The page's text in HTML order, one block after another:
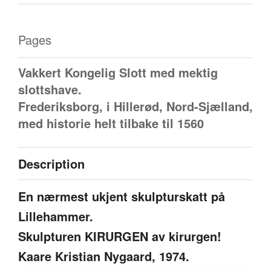
Pages
Vakkert Kongelig Slott med mektig
slottshave.
Frederiksborg, i Hillerød, Nord-Sjælland,
med historie helt tilbake til 1560
Description
En nærmest ukjent skulpturskatt på
Lillehammer.
Skulpturen KIRURGEN av kirurgen!
Kaare Kristian Nygaard, 1974.